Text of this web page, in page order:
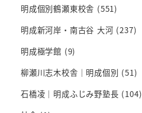
明成個別鶴瀬東校舎 (551)
明成新河岸・南古谷 大河 (237)
明成極学館 (9)
柳瀬川志木校舎｜明成個別 (51)
石橋凌｜明成ふじみ野塾長 (104)